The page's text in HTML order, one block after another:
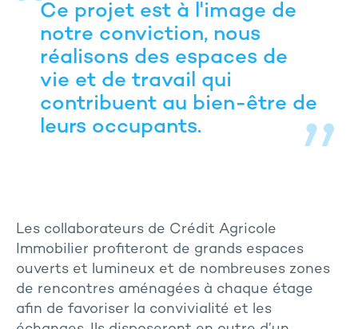
Ce projet est à l'image de
notre conviction, nous
réalisons des espaces de
vie et de travail qui
contribuent au bien-être de
leurs occupants.
Les collaborateurs de Crédit Agricole
Immobilier profiteront de grands espaces
ouverts et lumineux et de nombreuses zones
de rencontres aménagées à chaque étage
afin de favoriser la convivialité et les